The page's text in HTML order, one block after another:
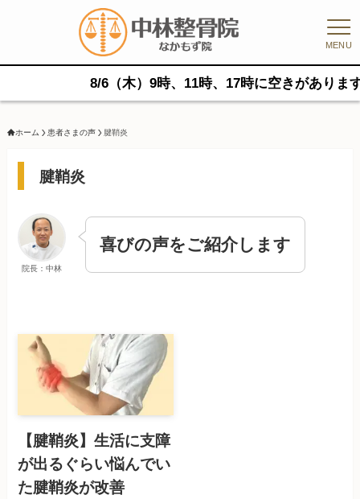
MENU
8/6（木）9時、11時、17時に空きがあります。
ホーム 患者さまの声 腱鞘炎
腱鞘炎
院長：中林
喜びの声をご紹介します
【腱鞘炎】生活に支障
が出るぐらい悩んでい
た腱鞘炎が改善